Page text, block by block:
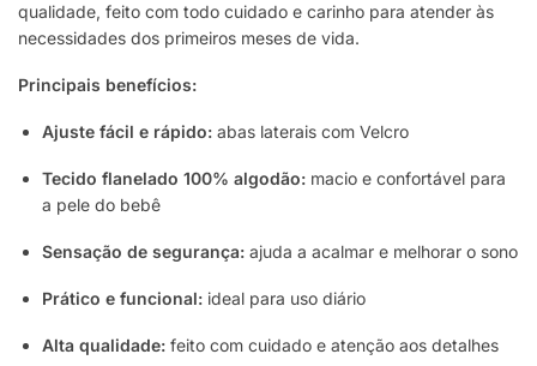
qualidade, feito com todo cuidado e carinho para atender às
necessidades dos primeiros meses de vida.
Principais benefícios:
Ajuste fácil e rápido: abas laterais com Velcro
Tecido flanelado 100% algodão: macio e confortável para
a pele do bebê
Sensação de segurança: ajuda a acalmar e melhorar o sono
Prático e funcional: ideal para uso diário
Alta qualidade: feito com cuidado e atenção aos detalhes